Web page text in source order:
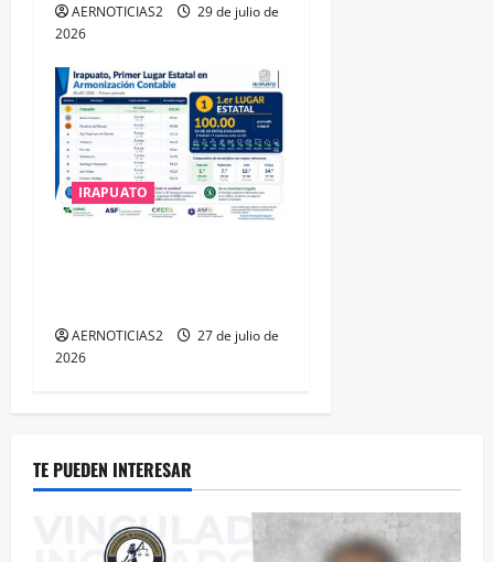
AERNOTICIAS2
29 de julio de
2026
IRAPUATO
AERNOTICIAS2
27 de julio de
2026
TE PUEDEN INTERESAR